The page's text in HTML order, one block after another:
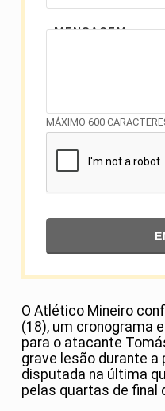
MENSAGEM
MÁXIMO 600
O Atlético Mineiro
(18), um cronograma
para o atacante
grave lesão durante a
disputada na última
pelas quartas de final